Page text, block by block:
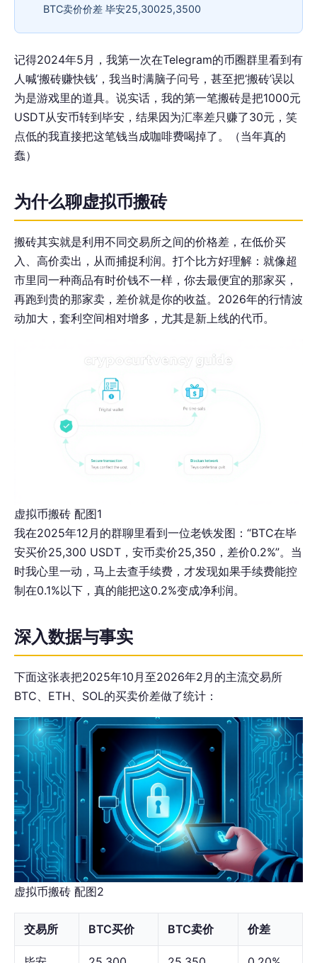
BTC卖价价差 毕安25,30025,3500
记得2024年5月，我第一次在Telegram的币圈群里看到有
人喊‘搬砖赚快钱’，我当时满脑子问号，甚至把‘搬砖’误以
为是游戏里的道具。说实话，我的第一笔搬砖是把1000元
USDT从安币转到毕安，结果因为汇率差只赚了30元，笑
点低的我直接把这笔钱当成咖啡费喝掉了。（当年真的
蠢）
为什么聊虚拟币搬砖
搬砖其实就是利用不同交易所之间的价格差，在低价买
入、高价卖出，从而捕捉利润。打个比方好理解：就像超
市里同一种商品有时价钱不一样，你去最便宜的那家买，
再跑到贵的那家卖，差价就是你的收益。2026年的行情波
动加大，套利空间相对增多，尤其是新上线的代币。
虚拟币搬砖 配图1
我在2025年12月的群聊里看到一位老铁发图：“BTC在毕
安买价25,300 USDT，安币卖价25,350，差价0.2%”。当
时我心里一动，马上去查手续费，才发现如果手续费能控
制在0.1%以下，真的能把这0.2%变成净利润。
深入数据与事实
下面这张表把2025年10月至2026年2月的主流交易所
BTC、ETH、SOL的买卖价差做了统计：
虚拟币搬砖 配图2
交易所 BTC买价 BTC卖价 价差